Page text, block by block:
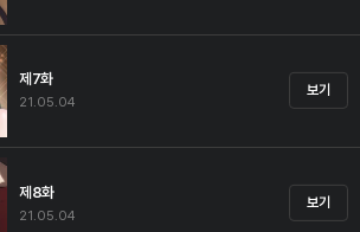
제7화
21.05.04
보기
제8화
21.05.04
보기